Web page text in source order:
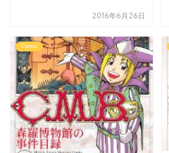
2016年6月26日
Comic